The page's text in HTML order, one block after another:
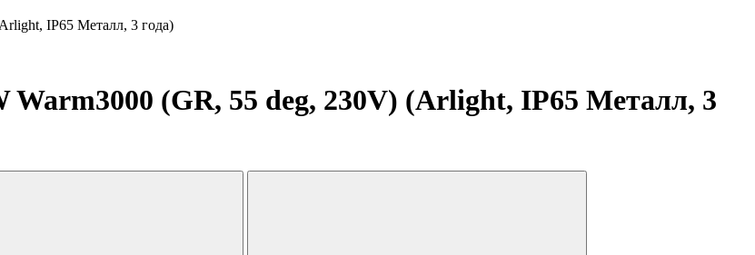
IP65 Металл, 3 года)
(GR, 55 deg, 230V) (Arlight, IP65 Металл, 3